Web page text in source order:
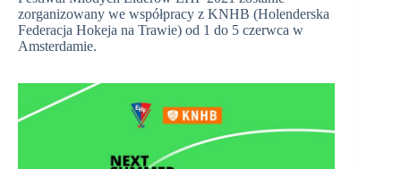
zorganizowany we współpracy z KNHB (Holenderska
Federacja Hokeja na Trawie) od 1 do 5 czerwca w
Amsterdamie.